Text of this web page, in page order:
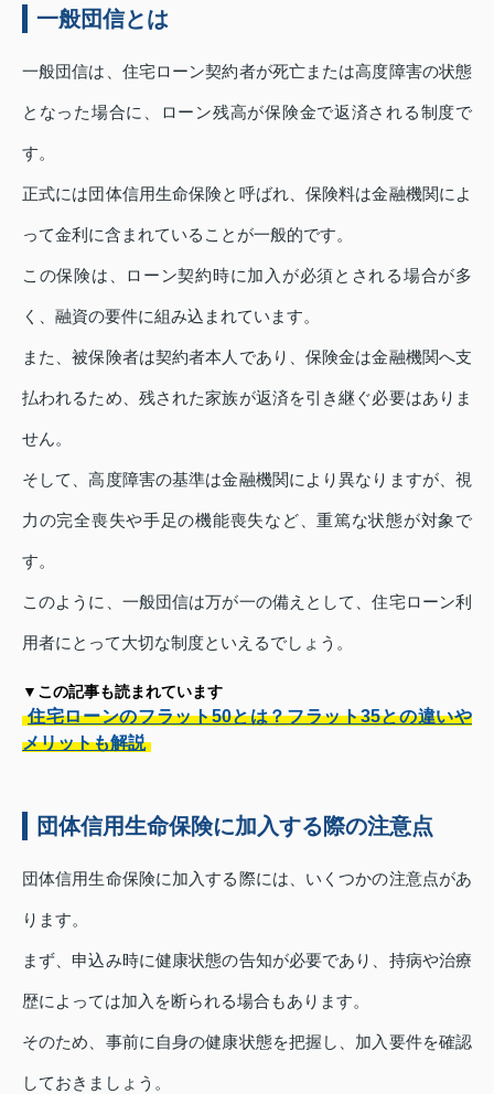
一般団信とは
一般団信は、住宅ローン契約者が死亡または高度障害の状態
となった場合に、ローン残高が保険金で返済される制度で
す。
正式には団体信用生命保険と呼ばれ、保険料は金融機関によ
って金利に含まれていることが一般的です。
この保険は、ローン契約時に加入が必須とされる場合が多
く、融資の要件に組み込まれています。
また、被保険者は契約者本人であり、保険金は金融機関へ支
払われるため、残された家族が返済を引き継ぐ必要はありま
せん。
そして、高度障害の基準は金融機関により異なりますが、視
力の完全喪失や手足の機能喪失など、重篤な状態が対象で
す。
このように、一般団信は万が一の備えとして、住宅ローン利
用者にとって大切な制度といえるでしょう。
▼この記事も読まれています
住宅ローンのフラット50とは？フラット35との違いや
メリットも解説
団体信用生命保険に加入する際の注意点
団体信用生命保険に加入する際には、いくつかの注意点があ
ります。
まず、申込み時に健康状態の告知が必要であり、持病や治療
歴によっては加入を断られる場合もあります。
そのため、事前に自身の健康状態を把握し、加入要件を確認
しておきましょう。